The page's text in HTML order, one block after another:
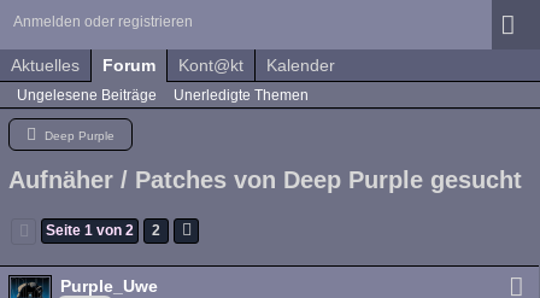
Anmelden oder registrieren
Aktuelles Forum Kont@kt Kalender
Ungelesene Beiträge Unerledigte Themen
Deep Purple
Aufnäher / Patches von Deep Purple gesucht
Seite 1 von 2 2
Purple_Uwe